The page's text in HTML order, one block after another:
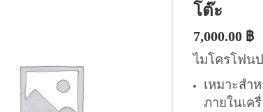
โต๊ะ
7,000.00 ฿
ไมโครโฟน
เหมาะสำ
ภายในเค